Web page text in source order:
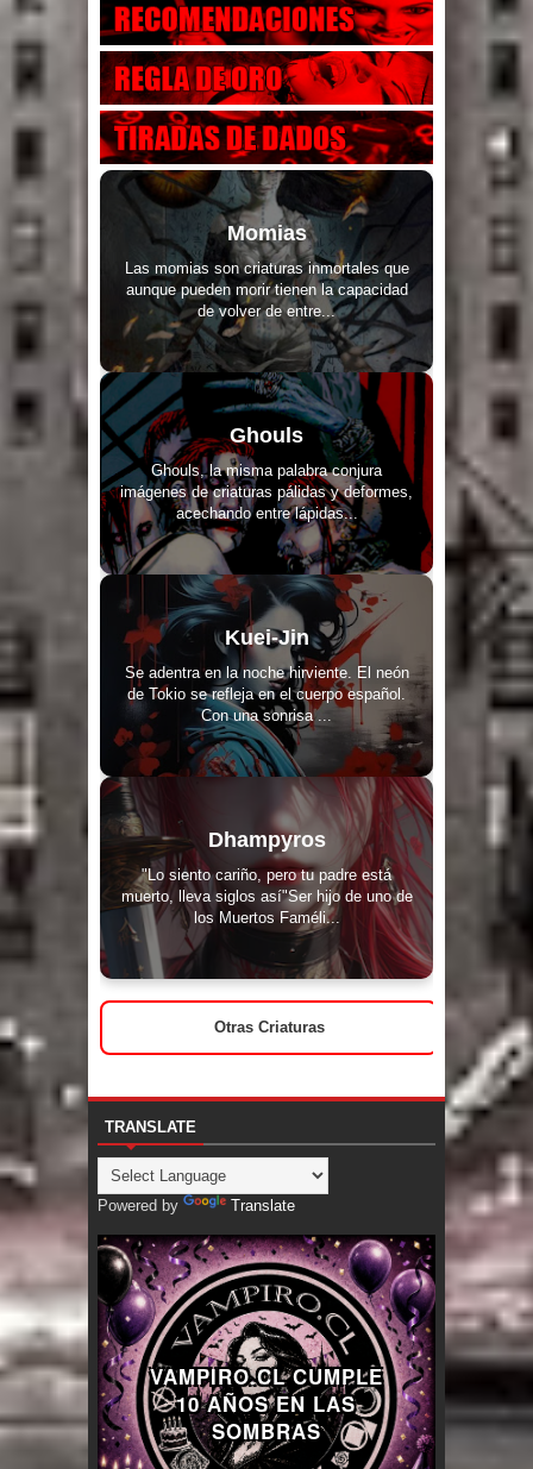
Momias
Las momias son criaturas inmortales que
aunque pueden morir tienen la capacidad
de volver de entre...
Ghouls
Ghouls, la misma palabra conjura
imágenes de criaturas pálidas y deformes,
acechando entre lápidas...
Kuei-Jin
Se adentra en la noche hirviente. El neón
de Tokio se refleja en el cuerpo español.
Con una sonrisa ...
Dhampyros
"Lo siento cariño, pero tu padre está
muerto, lleva siglos así"Ser hijo de uno de
los Muertos Faméli...
Otras Criaturas
TRANSLATE
Powered by Translate
VAMPIRO.CL CUMPLE
10 AÑOS EN LAS
SOMBRAS